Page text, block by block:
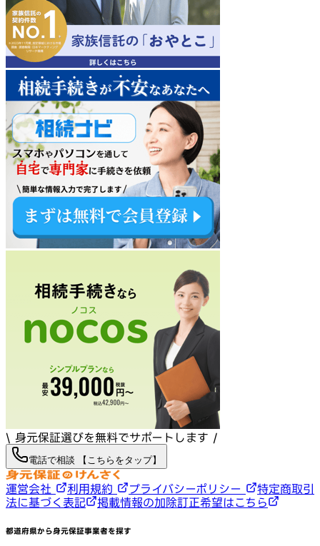
\ 身元保証選びを無料でサポートします /
電話で相談 【こちらをタップ】
運営会社 利用規約 プライバシーポリシー
特定商取引
法に基づく表記
掲載情報の加除訂正希望はこちら
都道府県から身元保証事業者を探す